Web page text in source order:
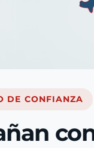
DE CONFIANZA